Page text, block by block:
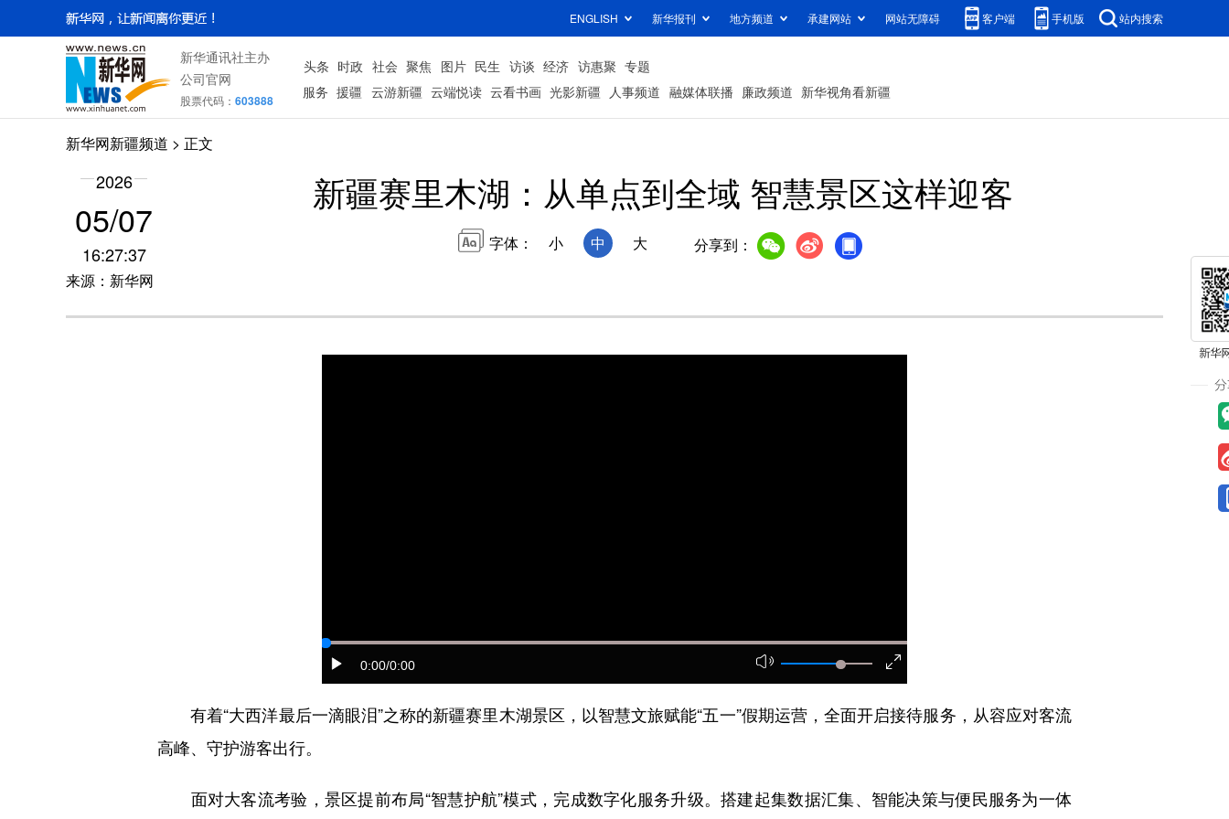
ENGLISH 新华报刊 地方频道 承建网站 网站无障碍 客户端 手机版 站内搜索
新华通讯社主办
公司官网
股票代码： 603888
头条 时政 社会 聚焦 图片 民生 访谈 经济 访惠聚 专题
服务 援疆 云游新疆 云端悦读 云看书画 光影新疆 人事频道 融媒体联播 廉政频道 新华视角看新疆
新华网新疆频道 > 正文
2026
05/07
16:27:37
来源：新华网
新疆赛里木湖：从单点到全域 智慧景区这样迎客
字体： 小 中 大 分享到：
0:00/0:00
有着“大西洋最后一滴眼泪”之称的新疆赛里木湖景区，以智慧文旅赋能“五一”假期运营，全面开启接待服务，从容应对客流
高峰、守护游客出行。
面对大客流考验，景区提前布局“智慧护航”模式，完成数字化服务升级。搭建起集数据汇集、智能决策与便民服务为一体